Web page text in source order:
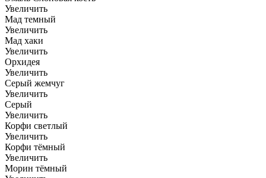
Увеличить
Мад темный
Увеличить
Мад хаки
Увеличить
Орхидея
Увеличить
Серый жемчуг
Увеличить
Серый
Увеличить
Корфи светлый
Увеличить
Корфи тёмный
Увеличить
Морин тёмный